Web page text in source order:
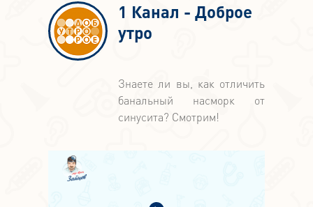
1 Канал - Доброе
утро
Знаете ли вы, как отличить
банальный насморк от
синусита? Смотрим!